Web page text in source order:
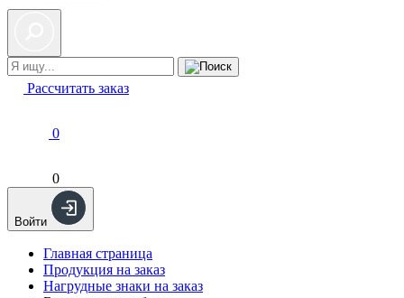
Рассчитать заказ
0
0
Войти
Главная страница
Продукция на заказ
Нагрудные знаки на заказ